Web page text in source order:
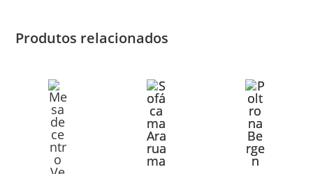
Produtos relacionados